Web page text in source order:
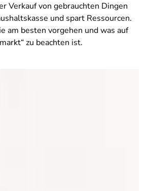
Verkauf von gebrauchten Dingen
und spart Ressourcen.
am besten vorgehen und was auf
zu beachten ist.